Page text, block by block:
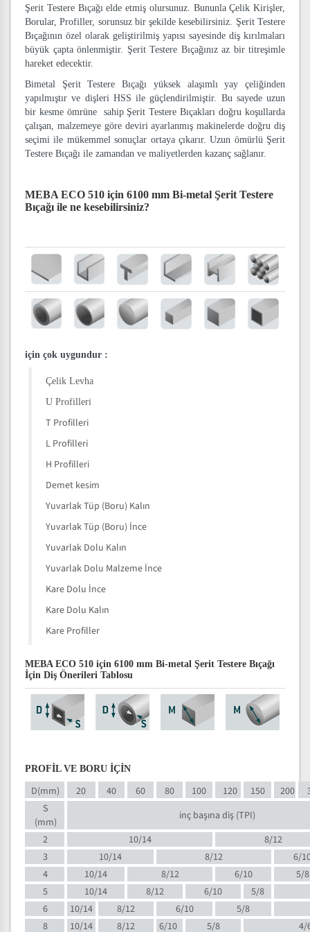
Şerit Testere Bıçağı elde etmiş olursunuz. Bununla Çelik Kirişler,
Borular, Profiller, sorunsuz bir şekilde kesebilirsiniz. Şerit Testere
Bıçağının özel olarak geliştirilmiş yapısı sayesinde diş kırılmaları
büyük çapta önlenmiştir. Şerit Testere Bıçağınız az bir titreşimle
hareket edecektir.
Bimetal Şerit Testere Bıçağı yüksek alaşımlı yay çeliğinden
yapılmıştır ve dişleri HSS ile güçlendirilmiştir. Bu sayede uzun
bir kesme ömrüne sahip Şerit Testere Bıçakları doğru koşullarda
çalışan, malzemeye göre deviri ayarlanmış makinelerde doğru diş
seçimi ile mükemmel sonuçlar ortaya çıkarır. Uzun ömürlü Şerit
Testere Bıçağı ile zamandan ve maliyetlerden kazanç sağlanır.
MEBA ECO 510 için 6100 mm Bi-metal Şerit Testere
Bıçağı ile ne kesebilirsiniz?
için çok uygundur :
Çelik Levha
U Profilleri
T Profilleri
L Profilleri
H Profilleri
Demet kesim
Yuvarlak Tüp (Boru) Kalın
Yuvarlak Tüp (Boru) İnce
Yuvarlak Dolu Kalın
Yuvarlak Dolu Malzeme İnce
Kare Dolu İnce
Kare Dolu Kalın
Kare Profiller
MEBA ECO 510 için 6100 mm Bi-metal Şerit Testere Bıçağı
İçin Diş Önerileri Tablosu
PROFİL VE BORU İÇİN
D(mm) 20 40 60 80 100 120 150 200
S
(mm)
inç başına diş (TPI)
2
10/14
8/12
3
10/14 8/12
6/
4
10/14 8/12 6/10
5/8
5
10/14 8/12 6/10
5/8
6
10/14 8/12 6/10
5/8
8
10/14 8/12 6/10 5/8
4/